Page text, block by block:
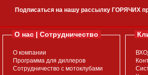
Подписаться на нашу рассылку ГОРЯЧИХ
О нас | Сотрудничество
О компании
Программа для диллеров
Сотрудничество с мотоклубами